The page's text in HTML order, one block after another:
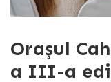
Orașul
a III-a